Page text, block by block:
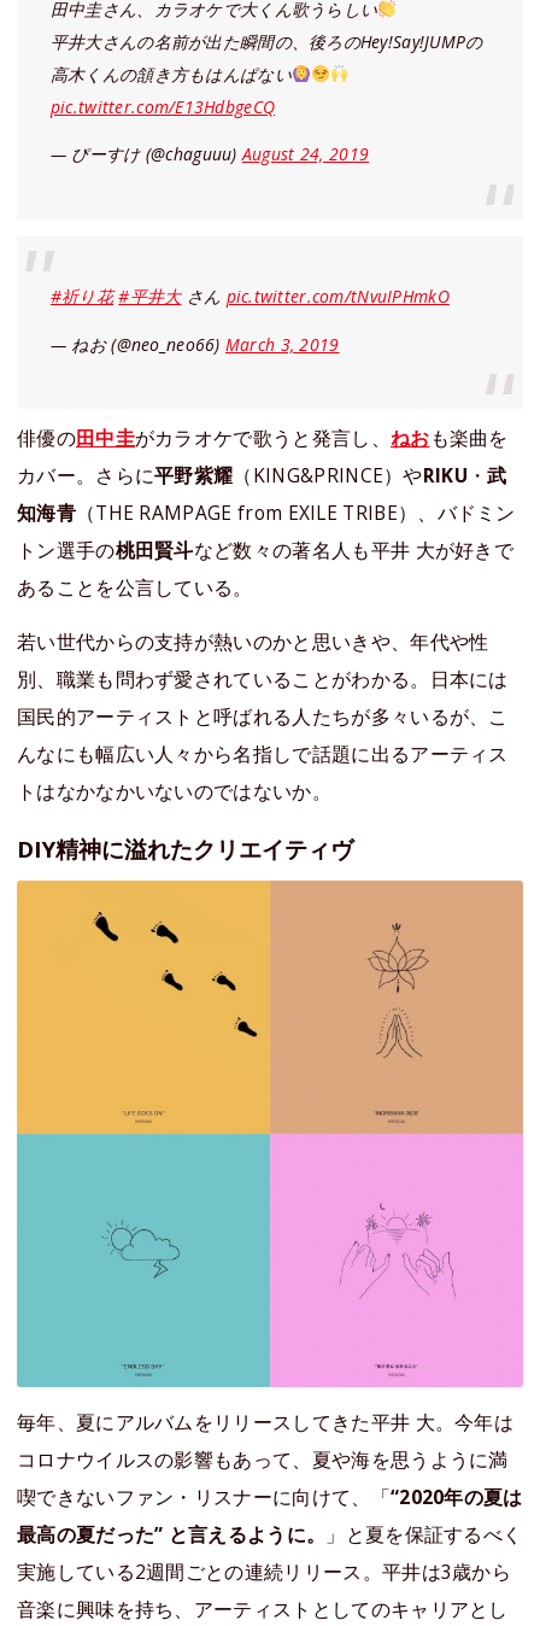
田中圭さん、カラオケで大くん歌うらしい
平井大さんの名前が出た瞬間の、後ろのHey!Say!JUMPの
高木くんの頷き方もはんぱない
pic.twitter.com/E13HdbgeCQ
— ぴーすけ (@chaguuu)August 24, 2019
#祈り花 #平井大さん pic.twitter.com/tNvuIPHmkO
— ねお (@neo_neo66) March 3, 2019
俳優の田中圭がカラオケで歌うと発言し、 ねおも楽曲を
カバー。さらに平野紫耀 （KING&PRINCE）やRIKU ・武
知海青（THE RAMPAGE from EXILE TRIBE）、バドミン
トン選手の桃田賢斗など数々の著名人も平井 大が好きで
あることを公言している。
若い世代からの支持が熱いのかと思いきや、年代や性
別、職業も問わず愛されていることがわかる。日本には
国民的アーティストと呼ばれる人たちが多々いるが、こ
んなにも幅広い人々から名指しで話題に出るアーティス
トはなかなかいないのではないか。
DIY精神に溢れたクリエイティヴ
毎年、夏にアルバムをリリースしてきた平井 大。今年は
コロナウイルスの影響もあって、夏や海を思うように満
喫できないファン・リスナーに向けて、「“2020年の夏は
最高の夏だった” と言えるように。
」と夏を保証するべく
実施している2週間ごとの連続リリース。平井は3歳から
音楽に興味を持ち、アーティストとしてのキャリアとし